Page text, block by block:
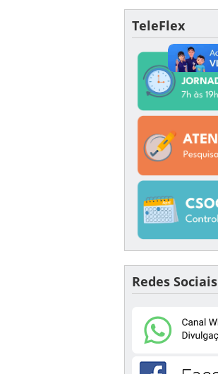
TeleFlex
Redes Sociais